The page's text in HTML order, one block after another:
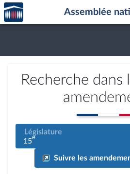
Aller au contenu
Aller en bas de la page
Accèder
à la
page
Assemblée
Recherche dans
Législature
15e
Suivre les